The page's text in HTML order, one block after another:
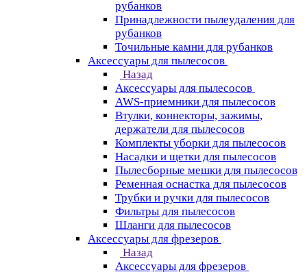
рубанков
Принадлежности пылеудаления для
рубанков
Точильные камни для рубанков
Аксессуары для пылесосов
Назад
Аксессуары для пылесосов
AWS-приемники для пылесосов
Втулки, коннекторы, зажимы,
держатели для пылесосов
Комплекты уборки для пылесосов
Насадки и щетки для пылесосов
Пылесборные мешки для пылесосов
Ременная оснастка для пылесосов
Трубки и ручки для пылесосов
Фильтры для пылесосов
Шланги для пылесосов
Аксессуары для фрезеров
Назад
Аксессуары для фрезеров